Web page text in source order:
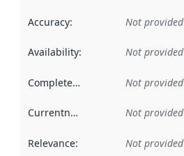
Accuracy: Not provided
Availability: Not provided
Completeness Not provided
Currentness Not provided
Relevance: Not provided